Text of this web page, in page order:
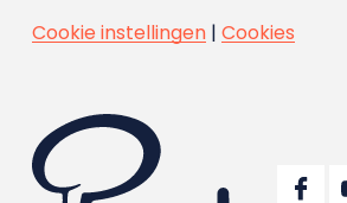
Cookie instellingen| Cookies